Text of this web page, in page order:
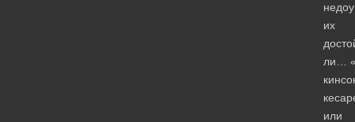
их
ли…
или